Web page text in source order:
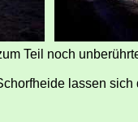
Teil noch
lassen